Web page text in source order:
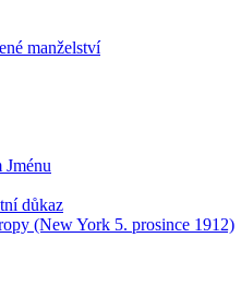
manželství
důkaz
(New York 5. prosince 1912)